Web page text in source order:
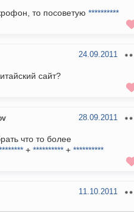
то посоветую **********
24.09.2011
сайт?
28.09.2011
что то более
+ ********** + **********
11.10.2011